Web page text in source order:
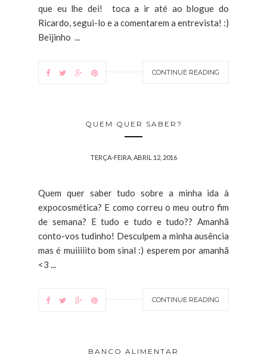
que eu lhe dei! toca a ir até ao blogue do
Ricardo, segui-lo e a comentarem a entrevista! :)
Beijinho ...
CONTINUE READING
QUEM QUER SABER?
TERÇA-FEIRA, ABRIL 12, 2016
Quem quer saber tudo sobre a minha ida à
expocosmética? E como correu o meu outro fim
de semana? E tudo e tudo e tudo?? Amanhã
conto-vos tudinho! Desculpem a minha ausência
mas é muiiiiito bom sinal :) esperem por amanhã
<3 ...
CONTINUE READING
BANCO ALIMENTAR